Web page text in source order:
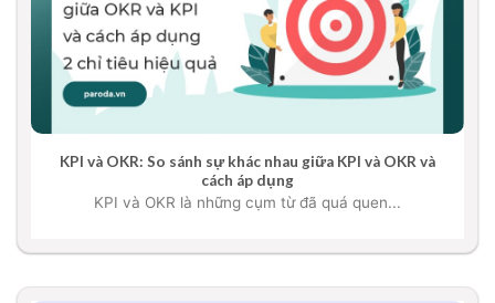
KPI và OKR: So sánh sự khác nhau giữa KPI và OKR và
cách áp dụng
KPI và OKR là những cụm từ đã quá quen...